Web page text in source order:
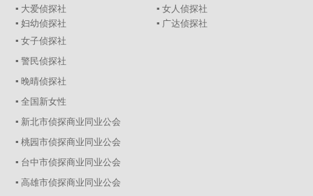
▪ 大爱侦探社
▪ 女人侦探社
▪ 妇幼侦探社
▪ 广达侦探社
▪ 女子侦探社
▪ 警民侦探社
▪ 晚晴侦探社
▪ 全国新女性
▪ 新北市侦探商业同业公会
▪ 桃园市侦探商业同业公会
▪ 台中市侦探商业同业公会
▪ 高雄市侦探商业同业公会